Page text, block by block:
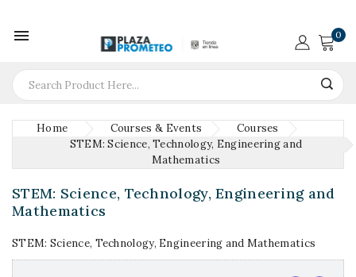
 0
Home Courses & Events
Courses
STEM: Science, Technology, Engineering and
Mathematics
STEM: Science, Technology, Engineering and
Mathematics
STEM: Science, Technology, Engineering and Mathematics